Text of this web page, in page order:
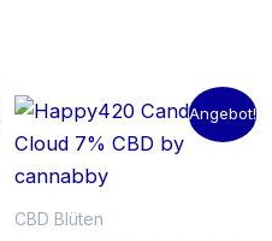
Angebot!
CBD Blüten